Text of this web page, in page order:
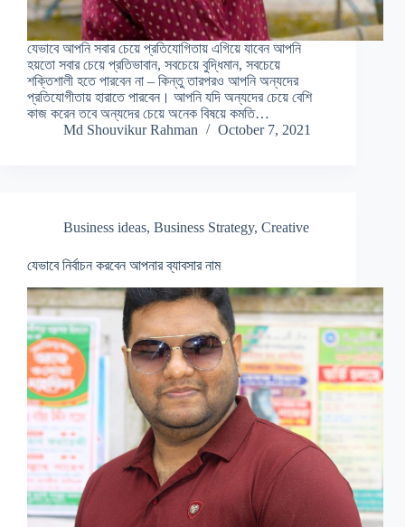
যেভাবে আপনি সবার চেয়ে প্রতিযোগিতায় এগিয়ে যাবেন আপনি
হয়তো সবার চেয়ে প্রতিভাবান, সবচেয়ে বুদ্ধিমান, সবচেয়ে
শক্তিশালী হতে পারবেন না – কিন্তু তারপরও আপনি অন্যদের
প্রতিযোগীতায় হারাতে পারবেন। আপনি যদি অন্যদের চেয়ে বেশি
কাজ করেন তবে অন্যদের চেয়ে অনেক বিষয়ে কমতি…
Md Shouvikur Rahman
October 7, 2021
Business ideas, Business Strategy, Creative
যেভাবে নির্বাচন করবেন আপনার ব্যাবসার নাম